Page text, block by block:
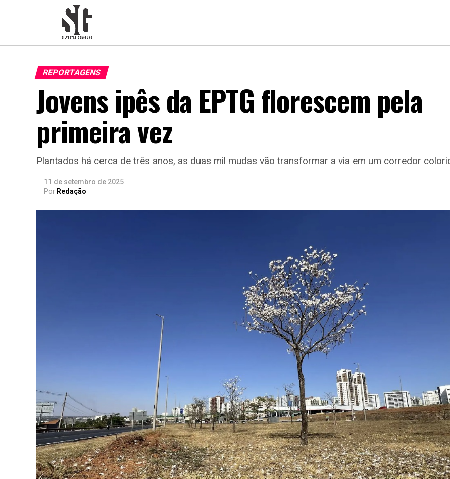
REPORTAGENS
Jovens ipês da EPTG florescem pela
primeira vez
Plantados há cerca de três anos, as duas mil mudas vão transformar a via em um corredor
11 de setembro de 2025
Por Redação